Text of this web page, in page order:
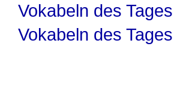
Vokabeln des
Vokabeln des